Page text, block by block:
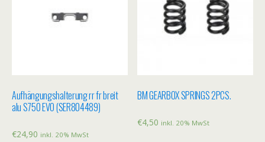
Aufhängungshalterung rr fr breit
alu S750 EVO (SER804489)
€24,90 inkl. 20% MwSt
BM GEARBOX SPRINGS 2PCS.
€4,50 inkl. 20% MwSt